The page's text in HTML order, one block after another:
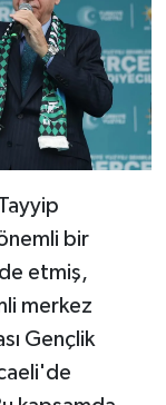
bir
etmiş,
merkez
Gençlik